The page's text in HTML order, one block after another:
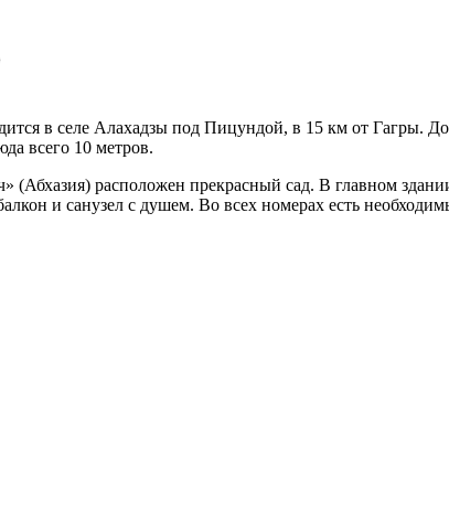
в селе Алахадзы под Пицундой, в 15 км от Гагры.
всего 10 метров.
(Абхазия) расположен прекрасный сад. В главном
и санузел с душем. Во всех номерах есть